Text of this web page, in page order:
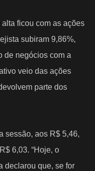
ficou com as ações
subiram 9,86%,
de negócios com a
veio das ações
parte dos
sessão, aos R$ 5,46,
6,03. “Hoje, o
declarou que, se for